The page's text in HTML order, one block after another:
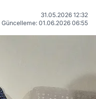
31.05.2026 12:32
Güncelleme: 01.06.2026 06:55